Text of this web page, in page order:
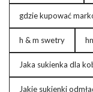
gdzie kupować
h & m swetry
Jaka sukienka dla
Jakie sukienki